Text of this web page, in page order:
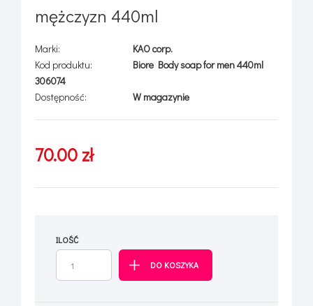
mężczyzn 440ml
Marki:
KAO corp.
Kod produktu:
Biore Body soap for men 440ml
306074
Dostępność:
W magazynie
70.00 zł
ILOŚĆ